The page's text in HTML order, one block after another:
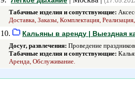
Табачные изделия и сопутствующие:
Доставка, Заказы, Комплектация,
10. Кальяны в аренду | Выездная
Досуг, развлечения: Проведение
Табачные изделия и сопутствующие:
Аренда, Обслуживание.